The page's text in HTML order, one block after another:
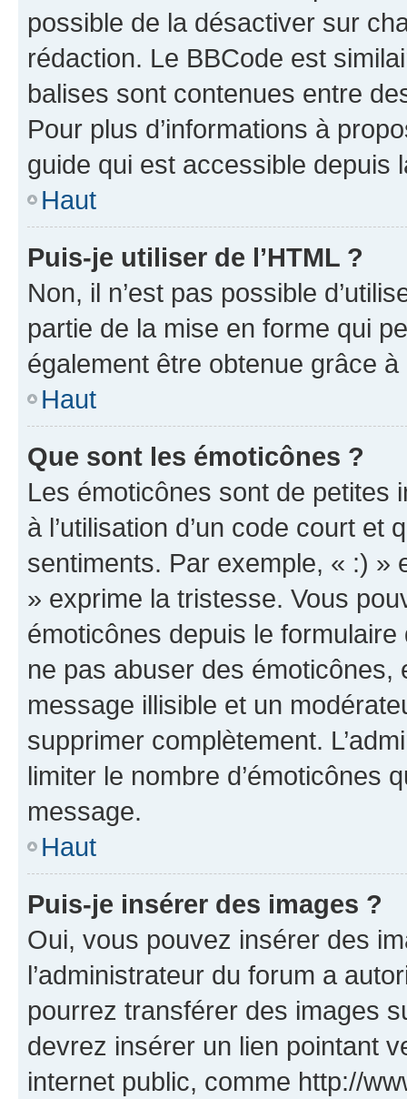
possible de la désactiver sur
rédaction. Le BBCode est
balises sont contenues entre
Pour plus d’informations à
guide qui est accessible depuis
Haut
Puis-je utiliser de l’HTML ?
Non, il n’est pas possible
partie de la mise en forme qui
également être obtenue grâce à
Haut
Que sont les émoticônes ?
Les émoticônes sont de petites
à l’utilisation d’un code court et
sentiments. Par exemple, « :) »
» exprime la tristesse. Vous
émoticônes depuis le
ne pas abuser des
message illisible et un
supprimer complètement.
limiter le nombre d’émoticônes
message.
Haut
Puis-je insérer des images ?
Oui, vous pouvez insérer des
l’administrateur du forum a
pourrez transférer des images
devrez insérer un lien pointant
internet public, comme http://